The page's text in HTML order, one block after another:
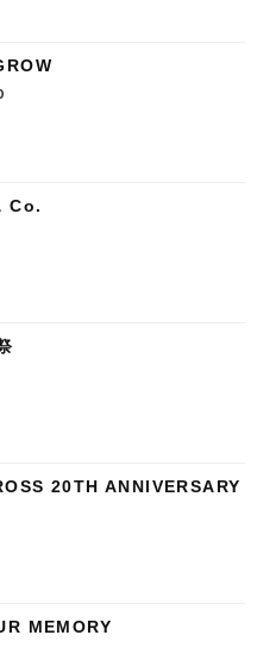
Co.
20TH ANNIVERSARY
MEMORY